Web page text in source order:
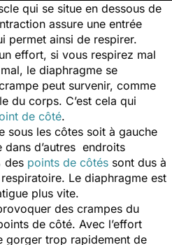
qui se situe en dessous de
assure une entrée
permet ainsi de respirer.
effort, si vous respirez mal
le diaphragme se
peut survenir, comme
du corps. C’est cela qui
de côté.
sous les côtes soit à gauche
d’autres endroits
des points de côtés sont dus à
Le diaphragme est
plus vite.
des crampes du
de côté. Avec l’effort
gorger trop rapidement de